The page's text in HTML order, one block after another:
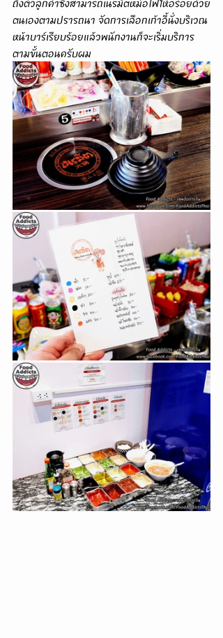
ตนเองตามปรารถนา จัดการเลือกเก้าอี้นั่งบริเวณ
หน้าบาร์เรียบร้อยแล้วพนักงานก็จะเริ่มบริการ
ตามขั้นตอนครับผม